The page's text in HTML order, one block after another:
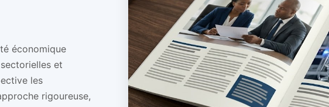
économique
et
les
rigoureuse,